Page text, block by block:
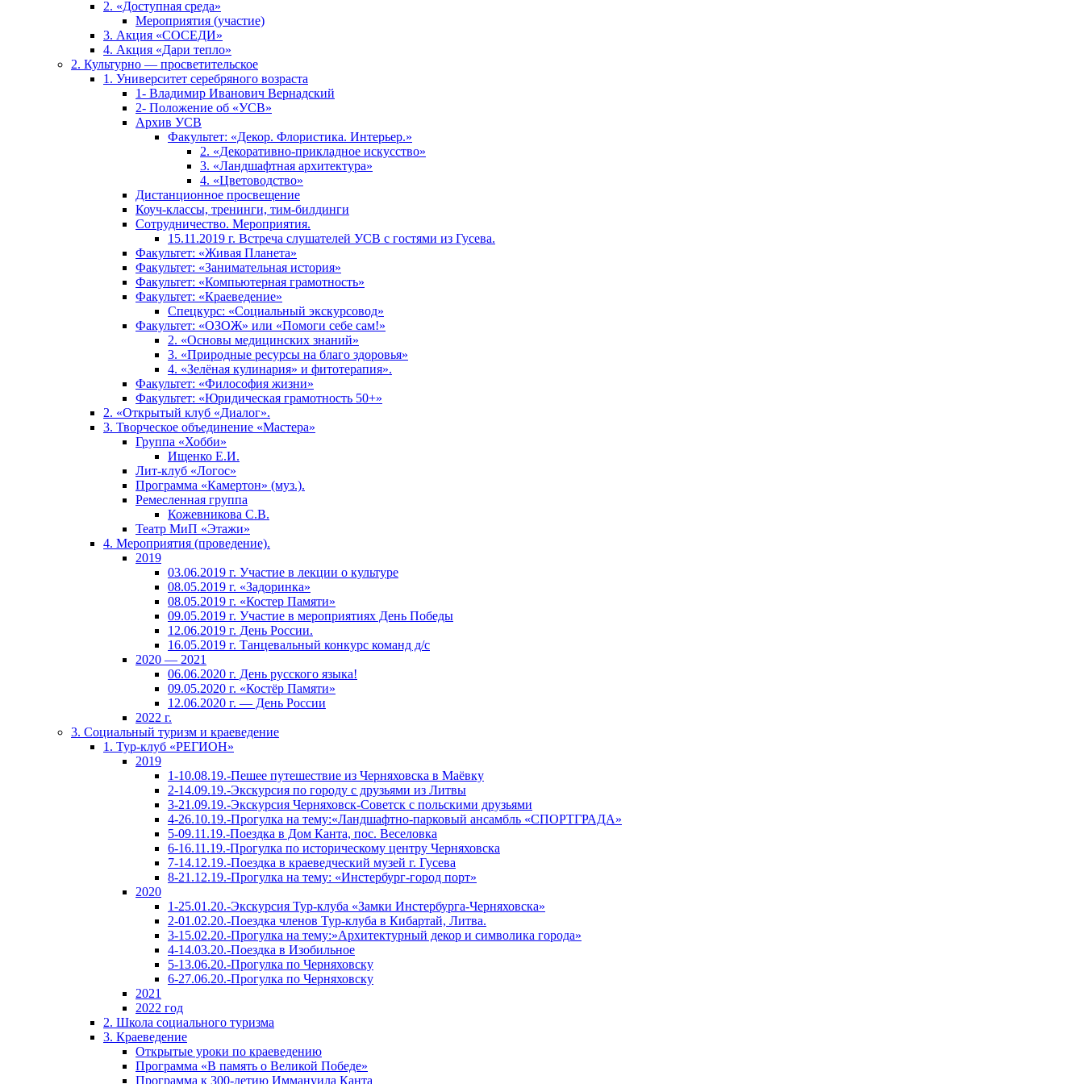
2. «Доступная среда»
Мероприятия (участие)
3. Акция «СОСЕДИ»
4. Акция «Дари тепло»
2. Культурно — просветительское
1. Университет серебряного возраста
1- Владимир Иванович Вернадский
2- Положение об «УСВ»
Архив УСВ
Факультет: «Декор. Флористика. Интерьер.»
2. «Декоративно-прикладное искусство»
3. «Ландшафтная архитектура»
4. «Цветоводство»
Дистанционное просвещение
Коуч-классы, тренинги, тим-билдинги
Сотрудничество. Мероприятия.
15.11.2019 г. Встреча слушателей УСВ с гостями из Гусева.
Факультет: «Живая Планета»
Факультет: «Занимательная история»
Факультет: «Компьютерная грамотность»
Факультет: «Краеведение»
Спецкурс: «Социальный экскурсовод»
Факультет: «ОЗОЖ» или «Помоги себе сам!»
2. «Основы медицинских знаний»
3. «Природные ресурсы на благо здоровья»
4. «Зелёная кулинария» и фитотерапия».
Факультет: «Философия жизни»
Факультет: «Юридическая грамотность 50+»
2. «Открытый клуб «Диалог».
3. Творческое объединение «Мастера»
Группа «Хобби»
Ищенко Е.И.
Лит-клуб «Логос»
Программа «Камертон» (муз.).
Ремесленная группа
Кожевникова С.В.
Театр МиП «Этажи»
4. Мероприятия (проведение).
2019
03.06.2019 г. Участие в лекции о культуре
08.05.2019 г. «Задоринка»
08.05.2019 г. «Костер Памяти»
09.05.2019 г. Участие в мероприятиях День Победы
12.06.2019 г. День России.
16.05.2019 г. Танцевальный конкурс команд д/с
2020 — 2021
06.06.2020 г. День русского языка!
09.05.2020 г. «Костёр Памяти»
12.06.2020 г. — День России
2022 г.
3. Социальный туризм и краеведение
1. Тур-клуб «РЕГИОН»
2019
1-10.08.19.-Пешее путешествие из Черняховска в Маёвку
2-14.09.19.-Экскурсия по городу с друзьями из Литвы
3-21.09.19.-Экскурсия Черняховск-Советск с польскими друзьями
4-26.10.19.-Прогулка на тему:«Ландшафтно-парковый ансамбль «СПОРТГРАДА»
5-09.11.19.-Поездка в Дом Канта, пос. Веселовка
6-16.11.19.-Прогулка по историческому центру Черняховска
7-14.12.19.-Поездка в краеведческий музей г. Гусева
8-21.12.19.-Прогулка на тему: «Инстербург-город порт»
2020
1-25.01.20.-Экскурсия Тур-клуба «Замки Инстербурга-Черняховска»
2-01.02.20.-Поездка членов Тур-клуба в Кибартай, Литва.
3-15.02.20.-Прогулка на тему:»Архитектурный декор и символика города»
4-14.03.20.-Поездка в Изобильное
5-13.06.20.-Прогулка по Черняховску
6-27.06.20.-Прогулка по Черняховску
2021
2022 год
2. Школа социального туризма
3. Краеведение
Открытые уроки по краеведению
Программа «В память о Великой Победе»
Программа к 300-летию Иммануила Канта